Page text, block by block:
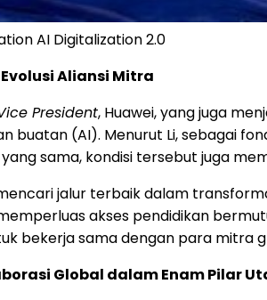
AI Digitalization 2.0
Aliansi Mitra
President, Huawei, yang juga
buatan (AI). Menurut Li, sebagai
sama, kondisi tersebut juga
jalur terbaik dalam
akses pendidikan
bekerja sama dengan para
Global dalam Enam Pilar